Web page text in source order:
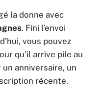
la donne avec
. Fini l’envoi
vous pouvez
qu’il arrive pile au
anniversaire, un
récente.